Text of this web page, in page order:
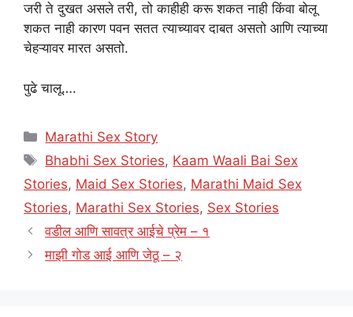
जरी ते दुखत असले तरी, तो काहीही करू शकत नाही किंवा बोलू
शकत नाही कारण पवन सतत त्याच्यावर दाबत असतो आणि त्याच्या
चेहऱ्यावर मारत असतो.
पुढे चालू….
Categories
Marathi Sex Story
Tags
Bhabhi Sex Stories, Kaam Waali Bai Sex
Stories, Maid Sex Stories, Marathi Maid Sex
Stories, Marathi Sex Stories, Sex Stories
वडील आणि सावत्र आईचे प्रेम – १
माझी गोड आई आणि जेठू – २